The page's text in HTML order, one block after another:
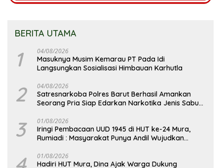
BERITA UTAMA
1 04/08/2026
Masuknya Musim Kemarau PT Pada Idi
Langsungkan Sosialisasi Himbauan Karhutla
2 04/08/2026
Satresnarkoba Polres Barut Berhasil Amankan
Seorang Pria Siap Edarkan Narkotika Jenis Sabu
3 01/08/2026
Iringi Pembacaan UUD 1945 di HUT ke-24 Mura,
Rumiadi : Masyarakat Punya Andil Wujudkan
01/08/2026
Hadiri HUT Mura, Dina Ajak Warga Dukung